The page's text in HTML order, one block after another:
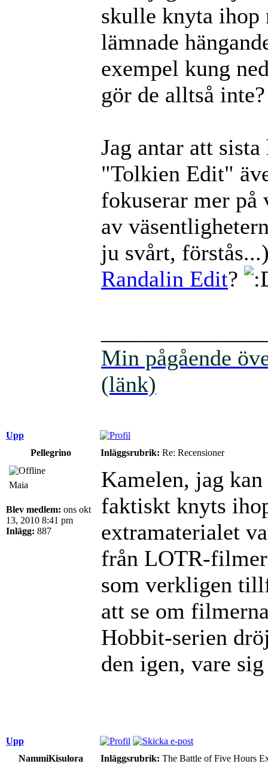
skulle knyta ihop
lämnade
exempel kung
gör de alltså inte?
Jag antar att
"Tolkien Edit"
fokuserar mer på
av
ju svårt,
Randalin Edit?
Min pågående
(länk)
Upp
Pellegrino
Inläggsrubrik: Re: Recensioner
Maia
Blev medlem: ons okt
13, 2010 8:41 pm
Inlägg: 887
Kamelen, jag
faktiskt knyts
extramaterialet
från LOTR-
som verkligen
att se om
Hobbit-serien
den igen, vare
Upp
NammiKisulora
Inläggsrubrik: The Battle of Five Hours